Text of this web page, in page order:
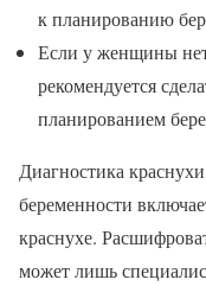
к планированию
Если у женщины
рекомендуется
планированием
Диагностика
беременности
краснухе.
может лишь